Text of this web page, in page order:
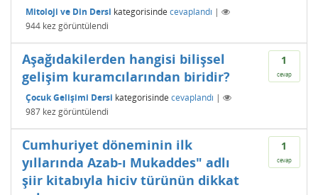
Mitoloji ve Din Dersi kategorisinde cevaplandı |
944 kez görüntülendi
1
cevap
Aşağıdakilerden hangisi bilişsel
gelişim kuramcılarından biridir?
Çocuk Gelişimi Dersi kategorisinde cevaplandı |
987 kez görüntülendi
1
cevap
Cumhuriyet döneminin ilk
yıllarında Azab-ı Mukaddes" adlı
şiir kitabıyla hiciv türünün dikkat